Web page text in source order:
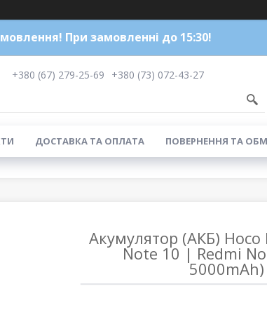
При замовленні до 15:30!
+380 (67) 279-25-69
+380 (73) 072-43-27
ДОСТАВКА ТА ОПЛАТА ПОВЕРНЕННЯ ТА
Акумулятор (АКБ)
Note 10 | Redmi